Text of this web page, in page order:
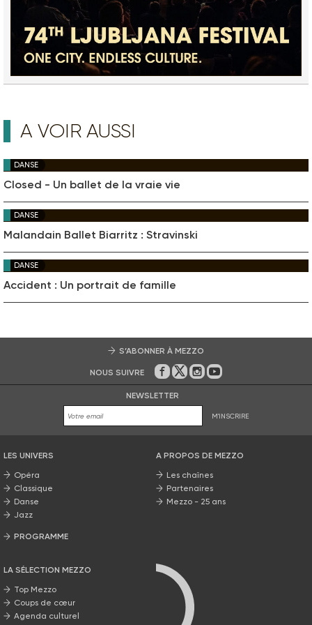
A VOIR AUSSI
DANSE
Closed - Un ballet de la vraie vie
DANSE
Malandain Ballet Biarritz : Stravinski
DANSE
Accident : Un portrait de famille
S’ABONNER À MEZZO
NOUS SUIVRE Sur Facebook
Sur Twitter
Sur Instagram
Sur Youtube
NEWSLETTER
M'INSCRIRE
LES UNIVERS
Opéra
Classique
Danse
Jazz
PROGRAMME
LA SÉLECTION MEZZO
Top Mezzo
Coups de cœur
Agenda culturel
A PROPOS DE MEZZO
Les chaînes
Partenaires
Mezzo - 25 ans